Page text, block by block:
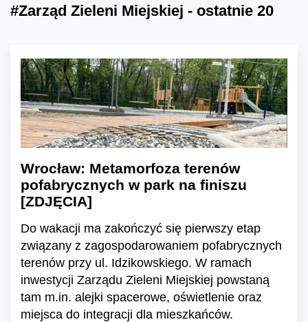
#Zarząd Zieleni Miejskiej - ostatnie 20
Wrocław: Metamorfoza terenów
pofabrycznych w park na finiszu
[ZDJĘCIA]
Do wakacji ma zakończyć się pierwszy etap
związany z zagospodarowaniem pofabrycznych
terenów przy ul. Idzikowskiego. W ramach
inwestycji Zarządu Zieleni Miejskiej powstaną
tam m.in. alejki spacerowe, oświetlenie oraz
miejsca do integracji dla mieszkańców.